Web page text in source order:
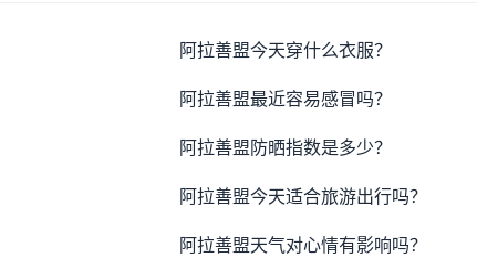
阿拉善盟今天穿什么衣服？
阿拉善盟最近容易感冒吗？
阿拉善盟防晒指数是多少？
阿拉善盟今天适合旅游出行吗？
阿拉善盟天气对心情有影响吗？